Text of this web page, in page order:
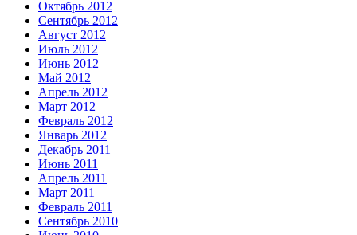
Октябрь 2012
Сентябрь 2012
Август 2012
Июль 2012
Июнь 2012
Май 2012
Апрель 2012
Март 2012
Февраль 2012
Январь 2012
Декабрь 2011
Июнь 2011
Апрель 2011
Март 2011
Февраль 2011
Сентябрь 2010